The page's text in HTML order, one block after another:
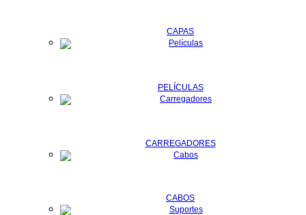
CAPAS
PELÍCULAS
CARREGADORES
CABOS